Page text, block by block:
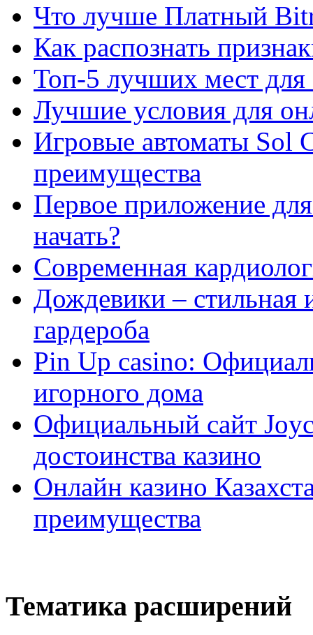
Что лучше Платный
Как распознать
Топ-5 лучших мест для
Лучшие условия для
Игровые автоматы Sol
преимущества
Первое приложение
начать?
Современная
Дождевики – стильная
гардероба
Pin Up casino:
игорного дома
Официальный сайт
достоинства казино
Онлайн казино
преимущества
Тематика расширений